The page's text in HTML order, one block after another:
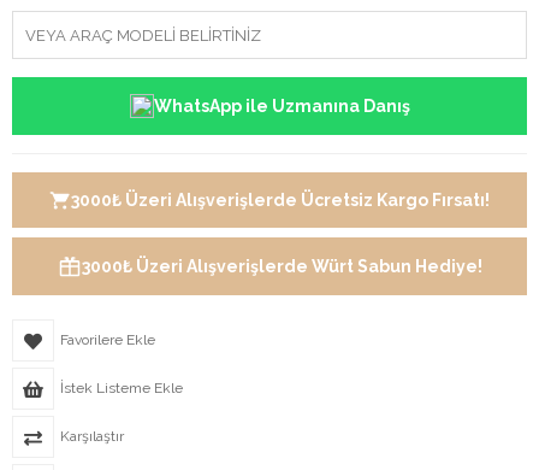
WhatsApp ile Uzmanına Danış
3000₺ Üzeri Alışverişlerde Ücretsiz Kargo Fırsatı!
3000₺ Üzeri Alışverişlerde Würt Sabun Hediye!
Favorilere Ekle
İstek Listeme Ekle
Karşılaştır